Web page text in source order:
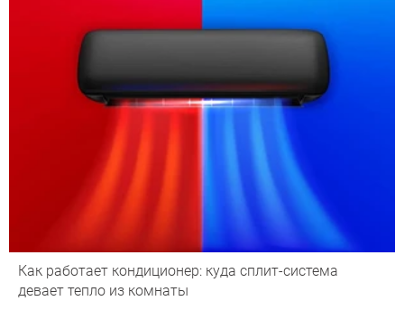
Как работает кондиционер: куда сплит-система
девает тепло из комнаты